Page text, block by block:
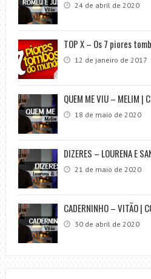
24 de abril de 2020
TOP X – Os 7 piores
12 de janeiro de 2017
QUEM ME VIU – MELIM |
18 de maio de 2020
DIZERES – LOURENA E
21 de maio de 2020
CADERNINHO – VITÃO |
30 de abril de 2020